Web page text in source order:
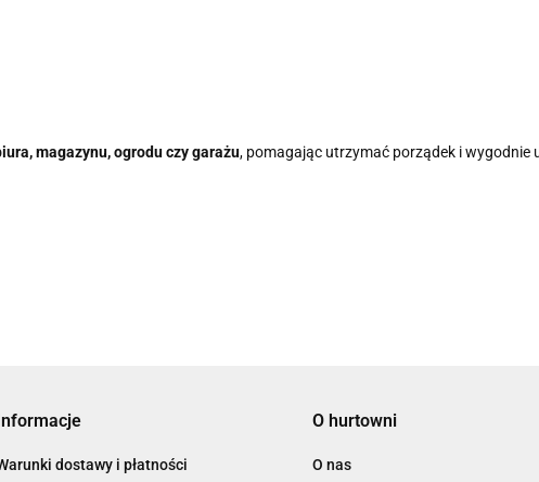
magazynu, ogrodu czy garażu, pomagając utrzymać porządek i wygodnie
dostawy i płatności
O hurtowni
O nas